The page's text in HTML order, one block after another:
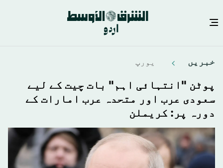
خبريں يورپ
پوٹن "انتہائی اہم" بات چیت کے لیے
سعودی عرب اور متحدہ عرب امارات کے
دورہ پر: کریملن